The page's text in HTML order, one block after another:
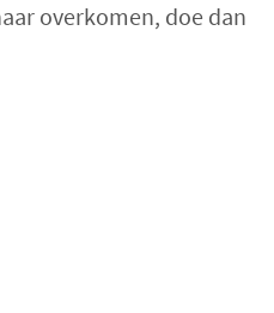
overkomen, doe dan